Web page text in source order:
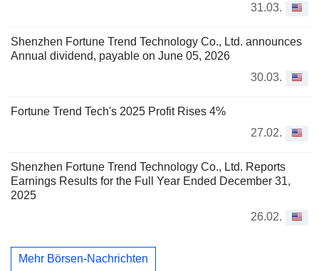
31.03.
Shenzhen Fortune Trend Technology Co., Ltd. announces
Annual dividend, payable on June 05, 2026
30.03.
Fortune Trend Tech's 2025 Profit Rises 4%
27.02.
Shenzhen Fortune Trend Technology Co., Ltd. Reports
Earnings Results for the Full Year Ended December 31,
2025
26.02.
Mehr Börsen-Nachrichten